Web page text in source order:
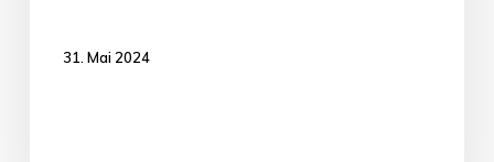
31. Mai 2024